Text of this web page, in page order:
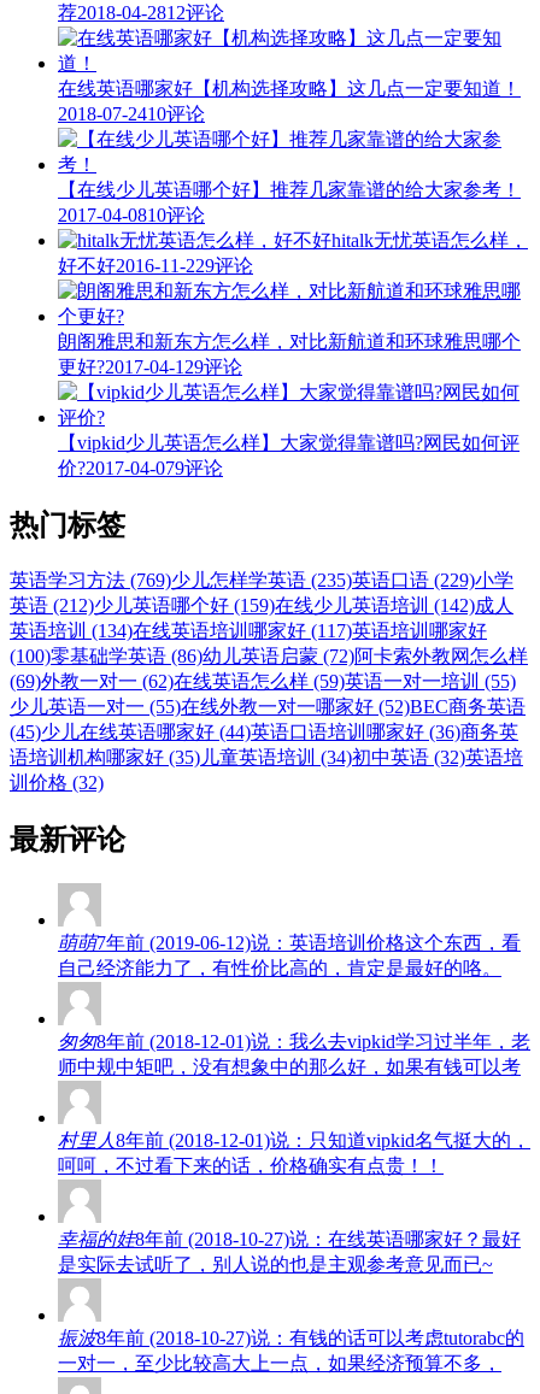
荐2018-04-2812评论
在线英语哪家好【机构选择攻略】这几点一定要知道！
2018-07-2410评论
【在线少儿英语哪个好】推荐几家靠谱的给大家参考！
2017-04-0810评论
hitalk无忧英语怎么样，
好不好2016-11-229评论
朗阁雅思和新东方怎么样，对比新航道和环球雅思哪个
更好?2017-04-129评论
【vipkid少儿英语怎么样】大家觉得靠谱吗?网民如何评
价?2017-04-079评论
热门标签
英语学习方法 (769)少儿怎样学英语 (235)英语口语 (229)小学
英语 (212)少儿英语哪个好 (159)在线少儿英语培训 (142)成人
英语培训 (134)在线英语培训哪家好 (117)英语培训哪家好
(100)零基础学英语 (86)幼儿英语启蒙 (72)阿卡索外教网怎么样
(69)外教一对一 (62)在线英语怎么样 (59)英语一对一培训 (55)
少儿英语一对一 (55)在线外教一对一哪家好 (52)BEC商务英语
(45)少儿在线英语哪家好 (44)英语口语培训哪家好 (36)商务英
语培训机构哪家好 (35) 儿童英语培训 (34)初中英语 (32)英语培
训价格 (32)
最新评论
萌萌7年前 (2019-06-12)说：英语培训价格这个东西，看
自己经济能力了，有性价比高的，肯定是最好的咯。
匆匆8年前 (2018-12-01)说：我么去vipkid学习过半年，老
师中规中矩吧，没有想象中的那么好，如果有钱可以考
村里人8年前 (2018-12-01)说：只知道vipkid名气挺大的，
呵呵，不过看下来的话，价格确实有点贵！！
幸福的娃8年前 (2018-10-27)说：在线英语哪家好？最好
是实际去试听了，别人说的也是主观参考意见而已~
振波8年前 (2018-10-27)说：有钱的话可以考虑tutorabc的
一对一，至少比较高大上一点，如果经济预算不多，